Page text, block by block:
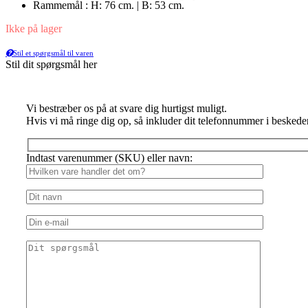
Rammemål : H: 76 cm. | B: 53 cm.
Ikke på lager
Stil et spørgsmål til varen
Stil dit spørgsmål her
Vi bestræber os på at svare dig hurtigst muligt.
Hvis vi må ringe dig op, så inkluder dit telefonnummer i
Indtast varenummer (SKU) eller navn: